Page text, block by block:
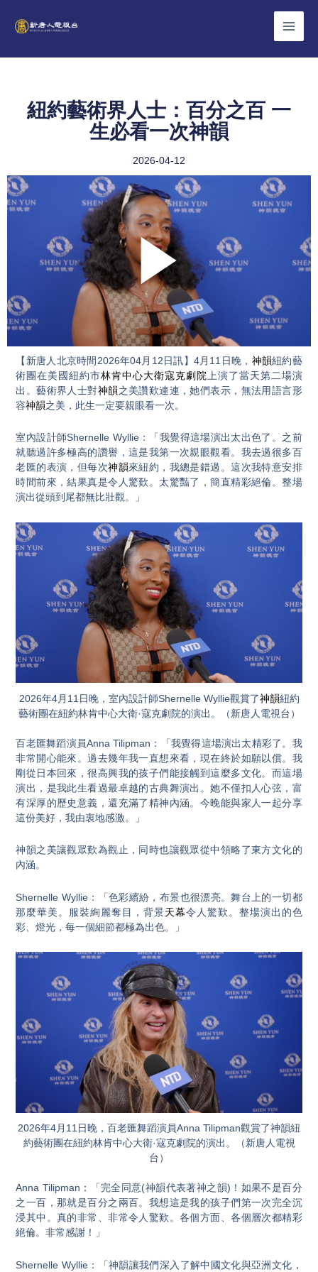
紐約藝術界人士：百分之百 一
生必看一次神韻
2026-04-12
Play
Video
【新唐人北京時間2026年04月12日訊】4月11日晚， 神韻紐約藝
術團在美國紐約市林肯中心大衛寇克劇院 上演了當天第二場演
出。藝術界人士對神韻之美讚歎連連，她們表示，無法用語言形
容神韻之美，此生一定要親眼看一次。
室內設計師Shernelle Wyllie：「我覺得這場演出太出色了。之前
就聽過許多極高的讚譽，這是我第一次親眼觀看。我去過很多百
老匯的表演，但每次神韻來紐約，我總是錯過。這次我特意安排
時間前來，結果真是令人驚歎。太驚豔了，簡直精彩絕倫。整場
演出從頭到尾都無比壯觀。」
2026年4月11日晚，室內設計師Shernelle Wyllie觀賞了神韻紐約
藝術團在紐約林肯中心大衛·寇克劇院的演出。（新唐人電視台）
百老匯舞蹈演員Anna Tilipman：「我覺得這場演出太精彩了。我
非常開心能來。過去幾年我一直想來看，現在終於如願以償。我
剛從日本回來，很高興我的孩子們能接觸到這麼多文化。而這場
演出，是我此生看過最卓越的古典舞演出。她不僅扣人心弦，富
有深厚的歷史意義，還充滿了精神內涵。今晚能與家人一起分享
這份美好，我由衷地感激。」
神韻之美讓觀眾歎為觀止，同時也讓觀眾從中領略了東方文化的
內涵。
Shernelle Wyllie：「色彩繽紛，布景也很漂亮。舞台上的一切都
那麼華美。服裝絢麗奪目，背景天幕令人驚歎。整場演出的色
彩、燈光，每一個細節都極為出色。」
2026年4月11日晚，百老匯舞蹈演員Anna Tilipman觀賞了神韻紐
約藝術團在紐約林肯中心大衛·寇克劇院的演出。（新唐人電視
台）
Anna Tilipman：「完全同意(神韻代表著神之韻)！如果不是百分
之一百，那就是百分之兩百。我想這是我的孩子們第一次完全沉
浸其中。真的非常、非常令人驚歎。各個方面、各個層次都精彩
絕倫。非常感謝！」
Shernelle Wyllie：「神韻讓我們深入了解中國文化與亞洲文化，